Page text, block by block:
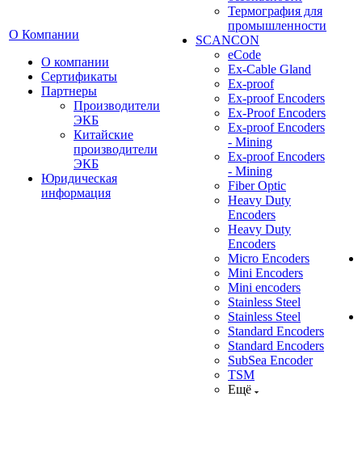
О Компании
О компании
Сертификаты
Партнеры
Производители
ЭКБ
Китайские
производители
ЭКБ
Юридическая
информация
Термография для
промышленности
SCANCON
eCode
Ex-Cable Gland
Ex-proof
Ex-proof Encoders
Ex-Proof Encoders
Ex-proof Encoders
- Mining
Ex-proof Encoders
- Mining
Fiber Optic
Heavy Duty
Encoders
Heavy Duty
Encoders
Micro Encoders
Mini Encoders
Mini encoders
Stainless Steel
Stainless Steel
Standard Encoders
Standard Encoders
SubSea Encoder
TSM
Ещё